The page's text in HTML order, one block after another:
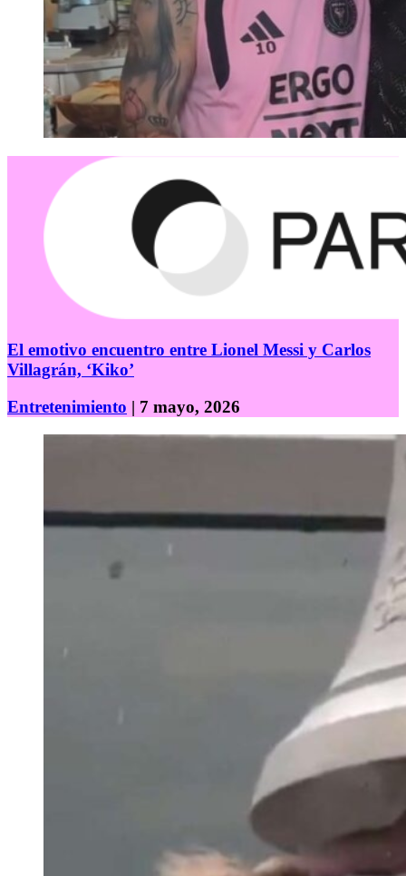
El emotivo encuentro entre Lionel Messi y Carlos
Villagrán, ‘Kiko’
Entretenimiento | 7 mayo, 2026